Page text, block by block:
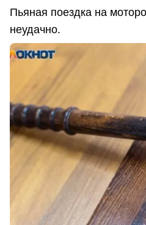
Пьяная поездка на
неудачно.